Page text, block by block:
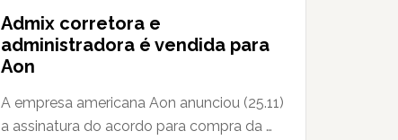
Admix corretora e
administradora é vendida para
Aon
A empresa americana Aon anunciou (25.11)
a assinatura do acordo para compra da …